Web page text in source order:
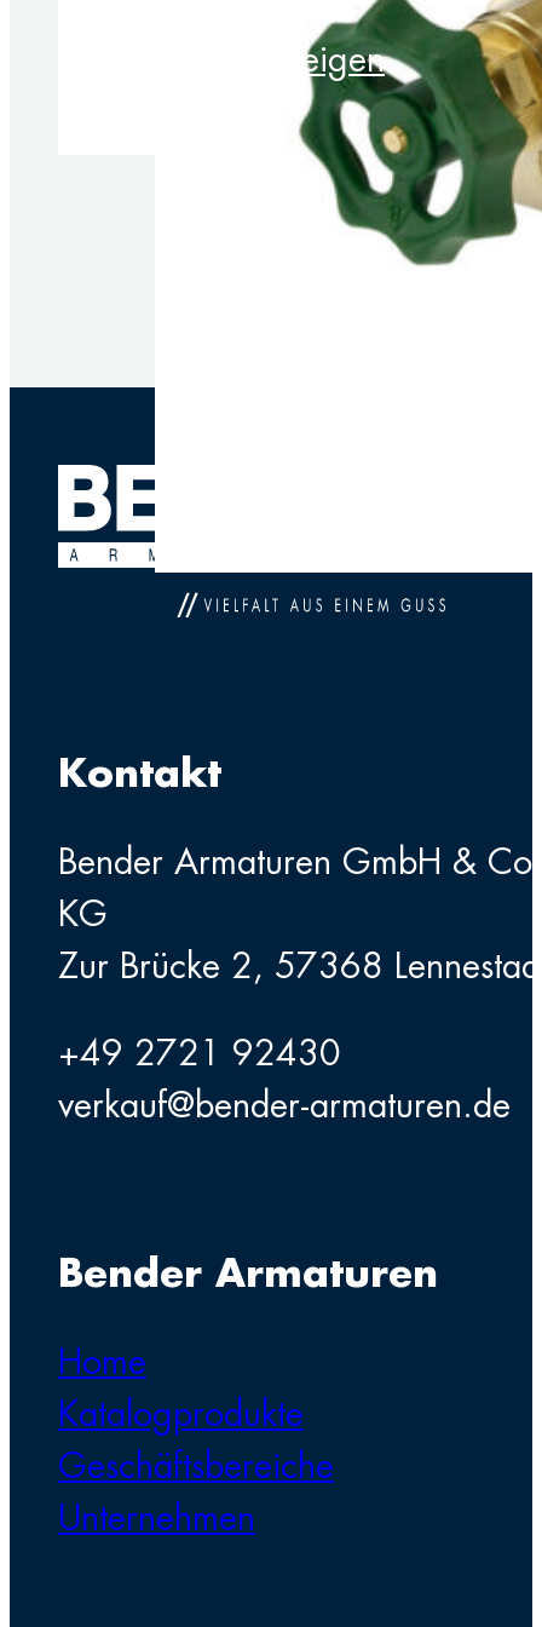
Produkte anzeigen
Kontakt
Bender Armaturen GmbH & Co.
KG
Zur Brücke 2, 57368
+49 2721 92430
verkauf@bender-armaturen.de
Bender Armaturen
Home
Katalogprodukte
Geschäftsbereiche
Unternehmen